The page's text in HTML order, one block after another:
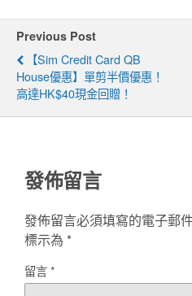
Previous Post
【Sim Credit Card QB
House優惠】單剪半價優惠！
高達HK$40現金回贈！
發佈留言
發佈留言必須填寫的電子郵
標示為 *
留言*